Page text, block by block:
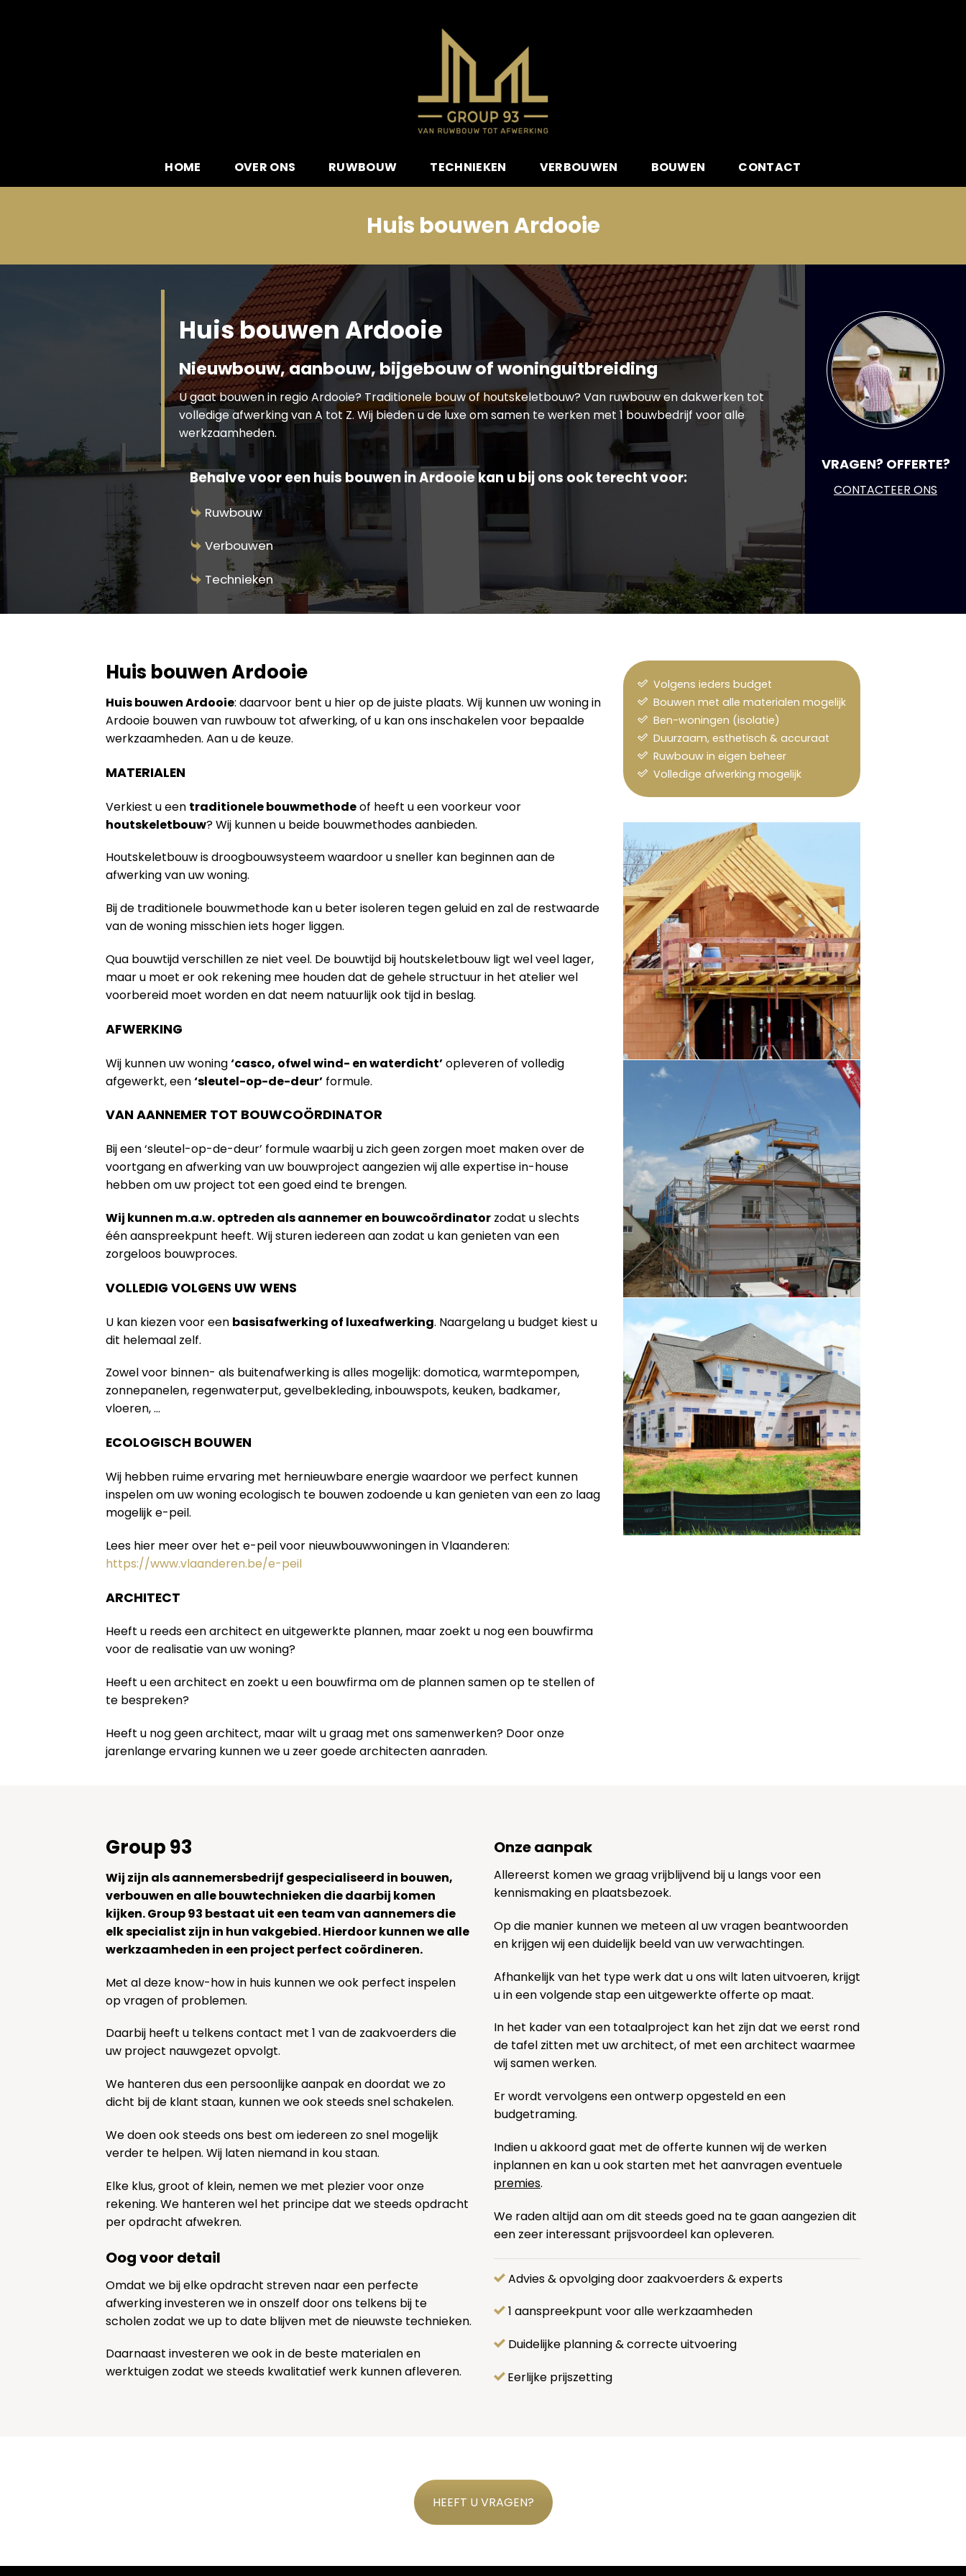
HOME OVER ONS RUWBOUW TECHNIEKEN VERBOUWEN BOUWEN CONTACT
Huis bouwen Ardooie
Huis bouwen Ardooie
Nieuwbouw, aanbouw, bijgebouw of woninguitbreiding
U gaat bouwen in regio Ardooie? Traditionele bouw of houtskeletbouw? Van ruwbouw en dakwerken tot
volledige afwerking van A tot Z. Wij bieden u de luxe om samen te werken met 1 bouwbedrijf voor alle
werkzaamheden.
Behalve voor een huis bouwen in Ardooie kan u bij ons ook terecht voor:
Ruwbouw
Verbouwen
Technieken
VRAGEN? OFFERTE?
CONTACTEER ONS
Huis bouwen Ardooie
Huis bouwen Ardooie: daarvoor bent u hier op de juiste plaats. Wij kunnen uw woning in
Ardooie bouwen van ruwbouw tot afwerking, of u kan ons inschakelen voor bepaalde
werkzaamheden. Aan u de keuze.
MATERIALEN
Verkiest u een traditionele bouwmethodeof heeft u een voorkeur voor
houtskeletbouw? Wij kunnen u beide bouwmethodes aanbieden.
Houtskeletbouw is droogbouwsysteem waardoor u sneller kan beginnen aan de
afwerking van uw woning.
Bij de traditionele bouwmethode kan u beter isoleren tegen geluid en zal de restwaarde
van de woning misschien iets hoger liggen.
Qua bouwtijd verschillen ze niet veel. De bouwtijd bij houtskeletbouw ligt wel veel lager,
maar u moet er ook rekening mee houden dat de gehele structuur in het atelier wel
voorbereid moet worden en dat neem natuurlijk ook tijd in beslag.
AFWERKING
Wij kunnen uw woning‘casco, ofwel wind- en waterdicht’opleveren of volledig
afgewerkt, een‘sleutel-op-de-deur’ formule.
VAN AANNEMER TOT BOUWCOÖRDINATOR
Bij een ‘sleutel-op-de-deur’ formule waarbij u zich geen zorgen moet maken over de
voortgang en afwerking van uw bouwproject aangezien wij alle expertise in-house
hebben om uw project tot een goed eind te brengen.
Wij kunnen m.a.w. optreden als aannemer en bouwcoördinator zodat u slechts
één aanspreekpunt heeft. Wij sturen iedereen aan zodat u kan genieten van een
zorgeloos bouwproces.
VOLLEDIG VOLGENS UW WENS
U kan kiezen voor een basisafwerking of luxeafwerking. Naargelang u budget kiest u
dit helemaal zelf.
Zowel voor binnen- als buitenafwerking is alles mogelijk: domotica, warmtepompen,
zonnepanelen, regenwaterput, gevelbekleding, inbouwspots, keuken, badkamer,
vloeren, …
ECOLOGISCH BOUWEN
Wij hebben ruime ervaring met hernieuwbare energie waardoor we perfect kunnen
inspelen om uw woning ecologisch te bouwen zodoende u kan genieten van een zo laag
mogelijk e-peil.
Lees hier meer over het e-peil voor nieuwbouwwoningen in Vlaanderen:
https://www.vlaanderen.be/e-peil
ARCHITECT
Heeft u reeds een architect en uitgewerkte plannen, maar zoekt u nog een bouwfirma
voor de realisatie van uw woning?
Heeft u een architect en zoekt u een bouwfirma om de plannen samen op te stellen of
te bespreken?
Heeft u nog geen architect, maar wilt u graag met ons samenwerken? Door onze
jarenlange ervaring kunnen we u zeer goede architecten aanraden.
Volgens ieders budget
Bouwen met alle materialen mogelijk
Ben-woningen (isolatie)
Duurzaam, esthetisch & accuraat
Ruwbouw in eigen beheer
Volledige afwerking mogelijk
Group 93
Wij zijn als aannemersbedrijf gespecialiseerd in bouwen,
verbouwen en alle bouwtechnieken die daarbij komen
kijken. Group 93 bestaat uit een team van aannemers die
elk specialist zijn in hun vakgebied. Hierdoor kunnen we alle
werkzaamheden in een project perfect coördineren.
Met al deze know-how in huis kunnen we ook perfect inspelen
op vragen of problemen.
Daarbij heeft u telkens contact met 1 van de zaakvoerders die
uw project nauwgezet opvolgt.
We hanteren dus een persoonlijke aanpak en doordat we zo
dicht bij de klant staan, kunnen we ook steeds snel schakelen.
We doen ook steeds ons best om iedereen zo snel mogelijk
verder te helpen. Wij laten niemand in kou staan.
Elke klus, groot of klein, nemen we met plezier voor onze
rekening. We hanteren wel het principe dat we steeds opdracht
per opdracht afwekren.
Oog voor detail
Omdat we bij elke opdracht streven naar een perfecte
afwerking investeren we in onszelf door ons telkens bij te
scholen zodat we up to date blijven met de nieuwste technieken.
Daarnaast investeren we ook in de beste materialen en
werktuigen zodat we steeds kwalitatief werk kunnen afleveren.
Onze aanpak
Allereerst komen we graag vrijblijvend bij u langs voor een
kennismaking en plaatsbezoek.
Op die manier kunnen we meteen al uw vragen beantwoorden
en krijgen wij een duidelijk beeld van uw verwachtingen.
Afhankelijk van het type werk dat u ons wilt laten uitvoeren, krijgt
u in een volgende stap een uitgewerkte offerte op maat.
In het kader van een totaalproject kan het zijn dat we eerst rond
de tafel zitten met uw architect, of met een architect waarmee
wij samen werken.
Er wordt vervolgens een ontwerp opgesteld en een
budgetraming.
Indien u akkoord gaat met de offerte kunnen wij de werken
inplannen en kan u ook starten met het aanvragen eventuele
premies.
We raden altijd aan om dit steeds goed na te gaan aangezien dit
een zeer interessant prijsvoordeel kan opleveren.
Advies & opvolging door zaakvoerders & experts
1 aanspreekpunt voor alle werkzaamheden
Duidelijke planning & correcte uitvoering
Eerlijke prijszetting
HEEFT U VRAGEN?